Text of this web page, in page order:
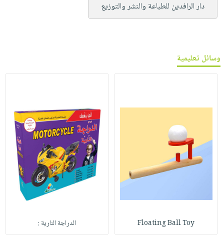
دار الرافدين للطباعة والنشر والتوزيع
وسائل تعليمية
Floating Ball Toy الدراجة النارية :